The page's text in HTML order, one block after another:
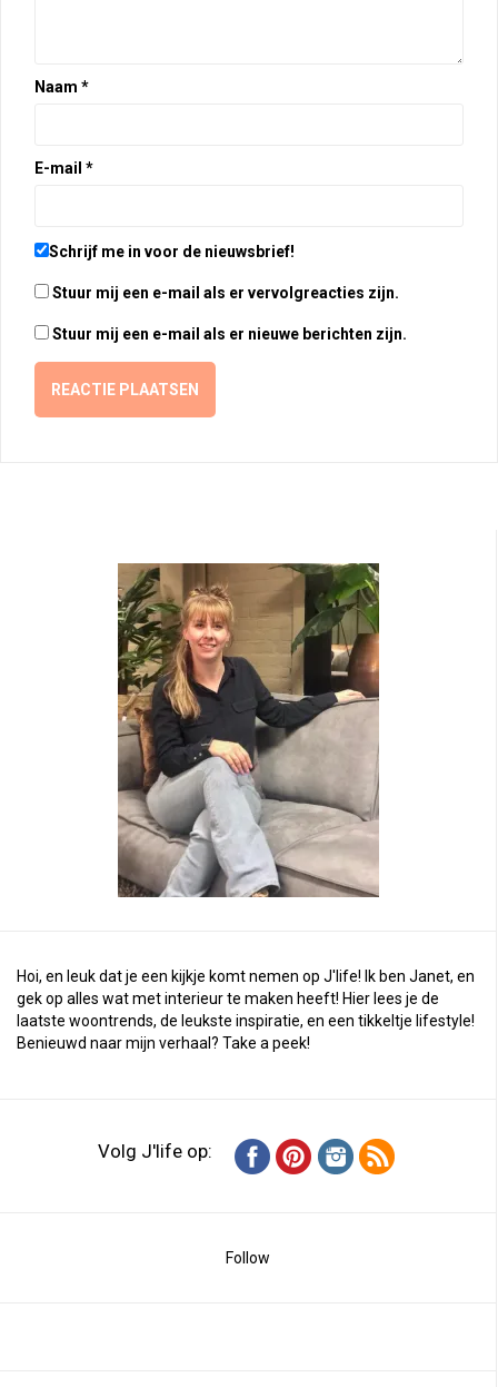
Naam *
E-mail *
Schrijf me in voor de nieuwsbrief!
Stuur mij een e-mail als er vervolgreacties zijn.
Stuur mij een e-mail als er nieuwe berichten zijn.
Hoi, en leuk dat je een kijkje komt nemen op J'life! Ik ben Janet, en
gek op alles wat met interieur te maken heeft! Hier lees je de
laatste woontrends, de leukste inspiratie, en een tikkeltje lifestyle!
Benieuwd naar mijn verhaal? Take a peek!
Volg J'life op:
Follow